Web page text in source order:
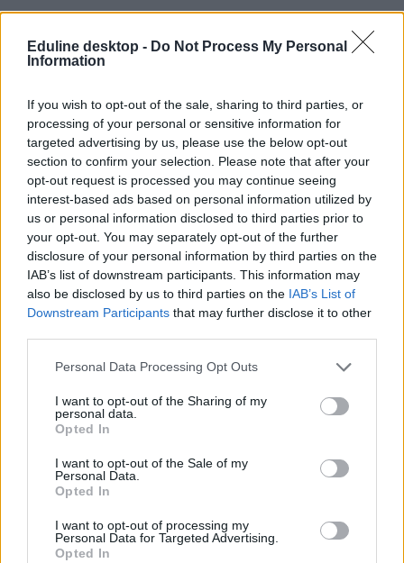
Eduline desktop - Do Not Process My Personal
Information
If you wish to opt-out of the sale, sharing to third parties, or
processing of your personal or sensitive information for
targeted advertising by us, please use the below opt-out
section to confirm your selection. Please note that after your
opt-out request is processed you may continue seeing
interest-based ads based on personal information utilized by
us or personal information disclosed to third parties prior to
your opt-out. You may separately opt-out of the further
disclosure of your personal information by third parties on the
IAB’s list of downstream participants. This information may
also be disclosed by us to third parties on the IAB’s List of
Downstream Participants that may further disclose it to other
Personal Data Processing Opt Outs
I want to opt-out of the Sharing of my
personal data.
Opted In
I want to opt-out of the Sale of my
Personal Data.
Opted In
I want to opt-out of processing my
Personal Data for Targeted Advertising.
Opted In
angol nyelv
sorozatok
Don't Panic Nyelviskola